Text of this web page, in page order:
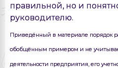
правильной, но и
руководителю.
Приведённый в материале порядок
обобщённым примером и не
деятельности предприятия, его